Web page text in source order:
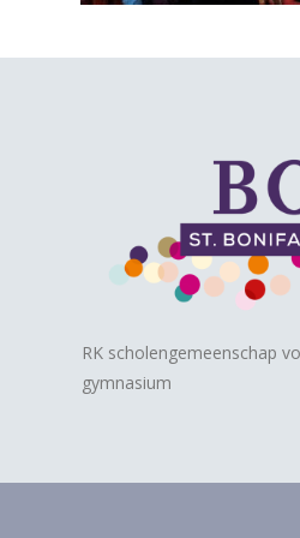
RK scholengemeenschap
gymnasium